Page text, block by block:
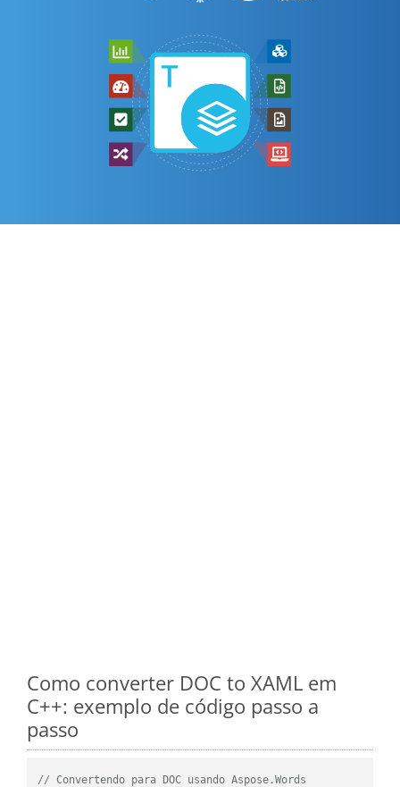
Como converter DOC to XAML em
C++: exemplo de código passo a
passo
// Convertendo para DOC usando Aspose.Words